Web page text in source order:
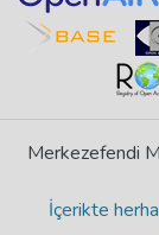
Merkezefendi
İçerikte